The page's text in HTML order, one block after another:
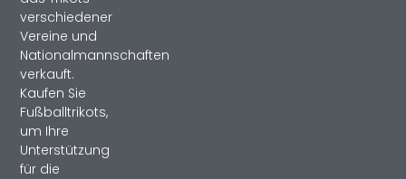
verschiedener
Vereine und
Nationalmannschaften
verkauft.
Kaufen Sie
Fußballtrikots,
um Ihre
Unterstützung
für die